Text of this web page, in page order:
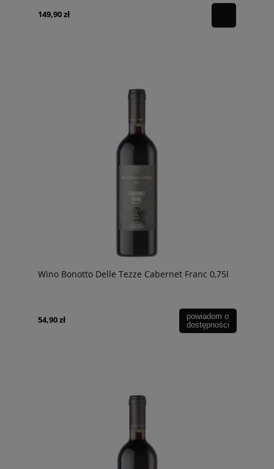
149,90 zł
Wino Bonotto Delle Tezze Cabernet Franc 0,75l
54,90 zł
powiadom o
dostępności